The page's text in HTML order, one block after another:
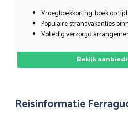
Vroegboekkorting: boek op
Populaire strandvakanties
Volledig verzorgd
Bekijk
Reisinformatie